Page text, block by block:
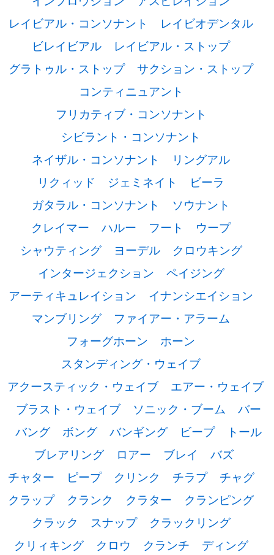
レイビアル・コンソナント
レイビオデンタル
ビレイビアル
レイビアル・ストップ
グラトゥル・ストップ
サクション・ストップ
コンティニュアント
フリカティブ・コンソナント
シビラント・コンソナント
ネイザル・コンソナント
リングアル
リクィッド
ジェミネイト
ビーラ
ガタラル・コンソナント
ソウナント
クレイマー
ハルー フート
ウープ
シャウティング
ヨーデル
クロウキング
インタージェクション
ペイジング
アーティキュレイション
イナンシエイション
マンブリング
ファイアー・アラーム
フォーグホーン
ホーン
スタンディング・ウェイブ
アクースティック・ウェイブ
エアー・ウェイブ
ブラスト・ウェイブ
ソニック・ブーム
バー
バング
ボング バンギング ビープ
トール
ブレアリング
ロアー ブレイ
バズ
チャター
ピープ クリンク チラプ
チャグ
クラップ
クランク クラター
クランピング
クラック
スナップ
クラックリング
クリィキング
クロウ クランチ
ディング